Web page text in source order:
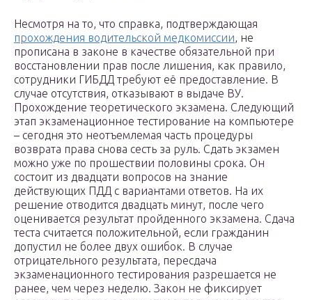
Несмотря на то, что справка, подтверждающая
прохождения водительской медкомиссии, не
прописана в законе в качестве обязательной при
восстановлении прав после лишения, как правило,
сотрудники ГИБДД требуют её предоставление. В
случае отсутствия, отказывают в выдаче ВУ.
Прохождение теоретического экзамена. Следующий
этап экзаменационное тестирование на компьютере
– сегодня это неотъемлемая часть процедуры
возврата права снова сесть за руль. Сдать экзамен
можно уже по прошествии половины срока. Он
состоит из двадцати вопросов на знание
действующих ПДД с вариантами ответов. На их
решение отводится двадцать минут, после чего
оценивается результат пройденного экзамена. Сдача
теста считается положительной, если гражданин
допустил не более двух ошибок. В случае
отрицательного результата, пересдача
экзаменационного тестирования разрешается не
ранее, чем через неделю. Закон не фиксирует